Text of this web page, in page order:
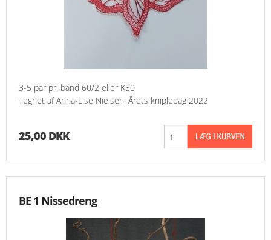
3-5 par pr. bånd 60/2 eller K80
Tegnet af Anna-Lise Nielsen. Årets knipledag 2022
25,00 DKK
BE 1 Nissedreng